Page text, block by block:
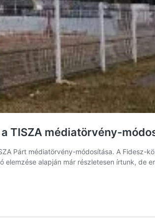
TISZA médiatörvény-
Párt médiatörvény-módosítása. A Fidesz-
alapján már részletesen írtunk, de